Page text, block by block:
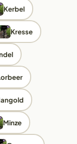
Kerbel
Kresse
Minze